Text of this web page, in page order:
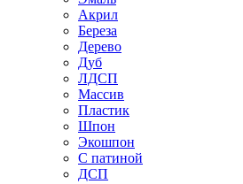
Акрил
Береза
Дерево
Дуб
ЛДСП
Массив
Пластик
Шпон
Экошпон
С патиной
ДСП